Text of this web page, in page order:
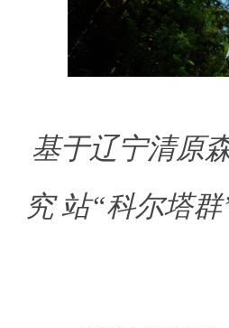
基于辽宁清原
究 站“科尔塔